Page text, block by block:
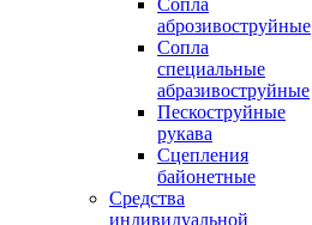
Сопла
аброзивоструйные
Сопла
специальные
абразивоструйные
Пескоструйные
рукава
Сцепления
байонетные
Средства
индивидуальной